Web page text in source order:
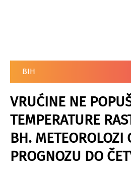
BIH
VRUĆINE NE
TEMPERATURE
BH. METEOROLOZI
PROGNOZU DO